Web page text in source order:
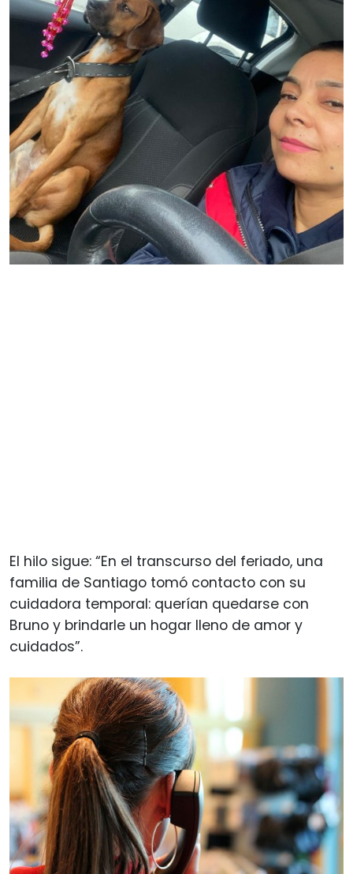
El hilo sigue: “En el transcurso del feriado, una
familia de Santiago tomó contacto con su
cuidadora temporal: querían quedarse con
Bruno y brindarle un hogar lleno de amor y
cuidados”.